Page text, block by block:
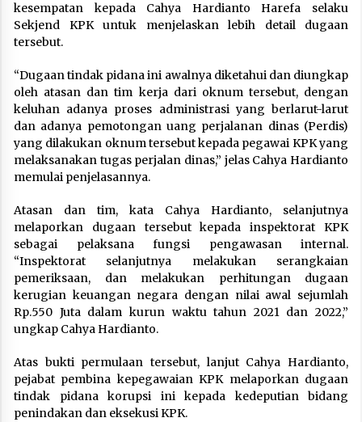
kesempatan kepada Cahya Hardianto Harefa selaku
Sekjend KPK untuk menjelaskan lebih detail dugaan
tersebut.
“Dugaan tindak pidana ini awalnya diketahui dan diungkap
oleh atasan dan tim kerja dari oknum tersebut, dengan
keluhan adanya proses administrasi yang berlarut-larut
dan adanya pemotongan uang perjalanan dinas (Perdis)
yang dilakukan oknum tersebut kepada pegawai KPK yang
melaksanakan tugas perjalan dinas,” jelas Cahya Hardianto
memulai penjelasannya.
Atasan dan tim, kata Cahya Hardianto, selanjutnya
melaporkan dugaan tersebut kepada inspektorat KPK
sebagai pelaksana fungsi pengawasan internal.
“Inspektorat selanjutnya melakukan serangkaian
pemeriksaan, dan melakukan perhitungan dugaan
kerugian keuangan negara dengan nilai awal sejumlah
Rp.550 Juta dalam kurun waktu tahun 2021 dan 2022,”
ungkap Cahya Hardianto.
Atas bukti permulaan tersebut, lanjut Cahya Hardianto,
pejabat pembina kepegawaian KPK melaporkan dugaan
tindak pidana korupsi ini kepada kedeputian bidang
penindakan dan eksekusi KPK.